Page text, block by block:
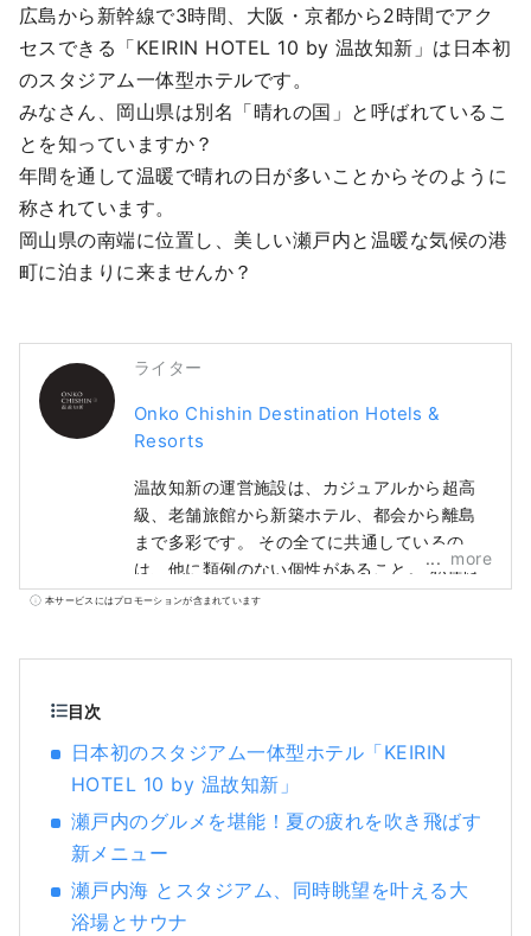
広島から新幹線で3時間、大阪・京都から2時間でアク
セスできる「KEIRIN HOTEL 10 by 温故知新」は日本初
のスタジアム一体型ホテルです。
みなさん、岡山県は別名「晴れの国」と呼ばれているこ
とを知っていますか？
年間を通して温暖で晴れの日が多いことからそのように
称されています。
岡山県の南端に位置し、美しい瀬戸内と温暖な気候の港
町に泊まりに来ませんか？
ライター
Onko Chishin Destination Hotels &
Resorts
温故知新の運営施設は、カジュアルから超高
級、老舗旅館から新築ホテル、都会から離島
まで多彩です。 その全てに共通しているの
は、他に類例のない個性があること。 私達は
それぞれの土地の記憶に耳を澄ませ、カスタ
more
本サービスにはプロモーションが含まれています
目次
日本初のスタジアム一体型ホテル「KEIRIN
HOTEL 10 by 温故知新」
瀬戸内のグルメを堪能！夏の疲れを吹き飛ばす
新メニュー
瀬戸内海 とスタジアム、同時眺望を叶える大
浴場とサウナ